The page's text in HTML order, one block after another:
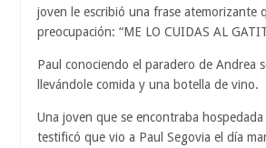
joven le escribió una frase atemorizante
preocupación: “ME LO CUIDAS AL
Paul conociendo el paradero de Andrea
llevándole comida y una botella de vino.
Una joven que se encontraba hospedada
testificó que vio a Paul Segovia el día